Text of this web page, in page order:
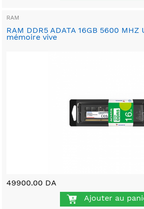
RAM
RAM DDR5 ADATA 16GB 5600 MHZ
mémoire vive
49900.00 DA
Ajouter au